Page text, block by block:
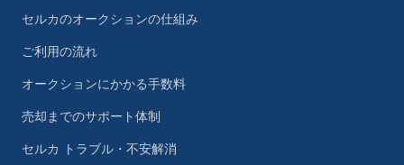
セルカのオークションの仕組み
ご利用の流れ
オークションにかかる手数料
売却までのサポート体制
セルカ トラブル・不安解消